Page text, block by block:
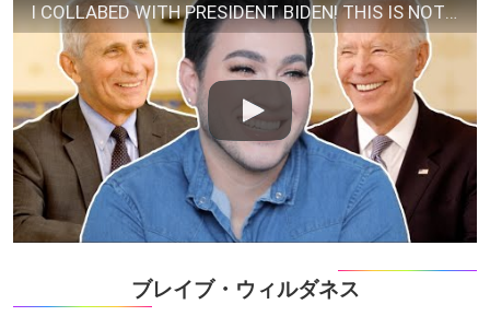
I COLLABED WITH PRESIDENT BIDEN! THIS IS NOT A DRILL!
ブレイブ・ウィルダネス